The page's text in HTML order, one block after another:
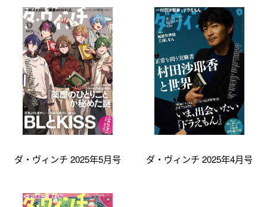
ダ・ヴィンチ 2025年5月号 ダ・ヴィンチ 2025年4月号